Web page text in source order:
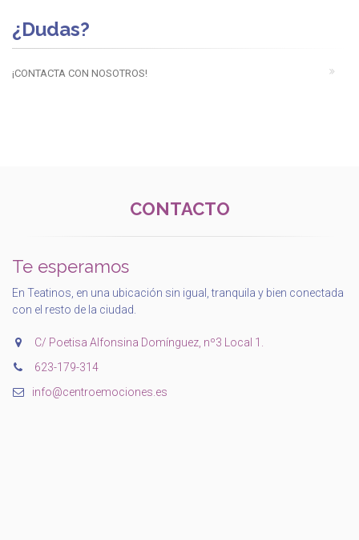
¿Dudas?
¡CONTACTA CON NOSOTROS!
CONTACTO
Te esperamos
En Teatinos, en una ubicación sin igual, tranquila y bien conectada
con el resto de la ciudad.
C/ Poetisa Alfonsina Domínguez, nº3 Local 1.
‭623-179-314‬
info@centroemociones.es